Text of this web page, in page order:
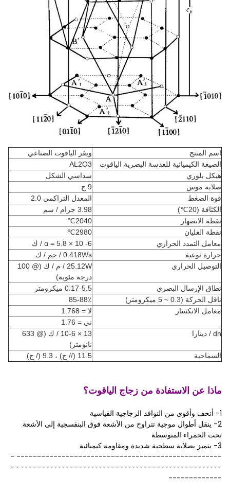
اسم المنتج
ويفر الياقوت الصناعي
الصيغة الكيميائية للعدسة البصرية الياقوت
AL2O3
هيكل بلوري
سداسي الشكل
صلابة موس
9 ح
قوة الضغط
المعدل التراكمي 2.0
الكثافة (20
℃
)
3.98 جرام / سم
نقطة الانصهار
2040
℃
نقطة الغليان
2980
℃
معامل التمدد الحراري
α = 5.8 × 10 -6 / ك
حرارة نوعية
0.418Ws / جم / ك
التوصيل الحراري
25.12W / م / ك (@ 100
درجة مئوية)
نطاق الإرسال البصري
0.17-5.5 ميكرومتر
ناقل الحركة (0.3 ~ 5 ميكرومتر)
85-88٪
معامل الانكسار
لا = 1.768
ني = 1.76
dn / دينارا
13 × 10-6 / ك (@ 633
نانومتر)
السماحية
11.5 (// ج) ، 9.3 (/ ج)
ماذا عن الاستفادة من زجاج الياقوت؟
1- أنحف وأقوى من النوافذ الزجاجية القياسية
2- ينقل أطوال موجية تتراوح من الأشعة فوق البنفسجية إلى الأشعة
تحت الحمراء المتوسطة
3- يتميز بصلابة سطحية شديدة ومقاومة كيميائية
-------------------------------------------------- -
------------------------------------------------- --
-------------